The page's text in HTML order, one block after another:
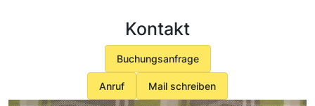
Kontakt
Buchungsanfrage
Anruf Mail schreiben